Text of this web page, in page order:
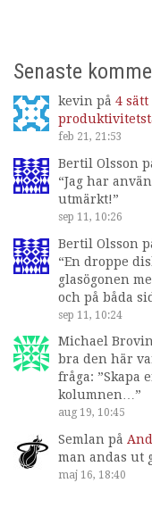
Senaste
kevin på 4 sätt
feb 21, 21:53
Bertil Olsson
“Jag har
utmärkt!”
sep 11, 10:26
Bertil Olsson
“En droppe
glasögonen
och på båda
sep 11, 10:24
Michael
bra den här
fråga: ”Skapa
kolumnen…”
aug 19, 10:45
Semlan på
man andas ut
maj 16, 18:40